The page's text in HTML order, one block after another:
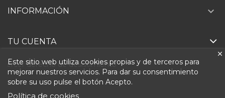
Este sitio web utiliza cookies propias y de terceros para
mejorar nuestros servicios. Para dar su consentimiento
sobre su uso pulse el botón Acepto.
Política de cookies
INFORMACIÓN 
TU CUENTA
Ejercer derecho de desistimiento